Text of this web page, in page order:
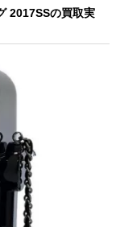
ます
2017SSの買取実